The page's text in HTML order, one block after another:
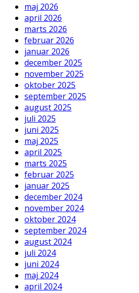
maj 2026
april 2026
marts 2026
februar 2026
januar 2026
december 2025
november 2025
oktober 2025
september 2025
august 2025
juli 2025
juni 2025
maj 2025
april 2025
marts 2025
februar 2025
januar 2025
december 2024
november 2024
oktober 2024
september 2024
august 2024
juli 2024
juni 2024
maj 2024
april 2024